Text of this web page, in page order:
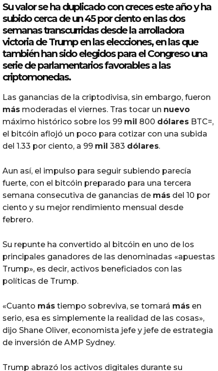
Su valor se ha duplicado con creces este año y ha
subido cerca de un 45 por ciento en las dos
semanas transcurridas desde la arrolladora
victoria de Trump en las elecciones, en las que
también han sido elegidos para el Congreso una
serie de parlamentarios favorables a las
criptomonedas.
Las ganancias de la criptodivisa, sin embargo, fueron
más moderadas el viernes. Tras tocar un nuevo
máximo histórico sobre los 99 mil 800 dólares BTC=,
el bitcóin aflojó un poco para cotizar con una subida
del 1.33 por ciento, a 99 mil 383 dólares.
Aun así, el impulso para seguir subiendo parecía
fuerte, con el bitcóin preparado para una tercera
semana consecutiva de ganancias de más del 10 por
ciento y su mejor rendimiento mensual desde
febrero.
Su repunte ha convertido al bitcóin en uno de los
principales ganadores de las denominadas «apuestas
Trump», es decir, activos beneficiados con las
políticas de Trump.
«Cuanto más tiempo sobreviva, se tomará más en
serio, esa es simplemente la realidad de las cosas»,
dijo Shane Oliver, economista jefe y jefe de estrategia
de inversión de AMP Sydney.
Trump abrazó los activos digitales durante su